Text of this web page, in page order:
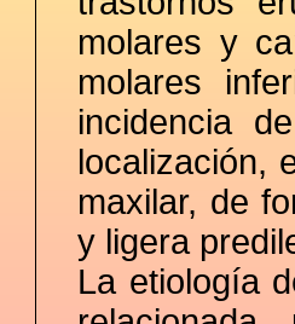
molares y
molares
incidencia
localización,
maxilar, de
y ligera
La etiología